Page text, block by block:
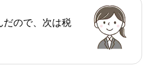
だので、次は税